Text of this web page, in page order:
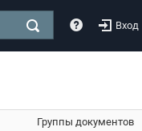
Вход
Группы документов